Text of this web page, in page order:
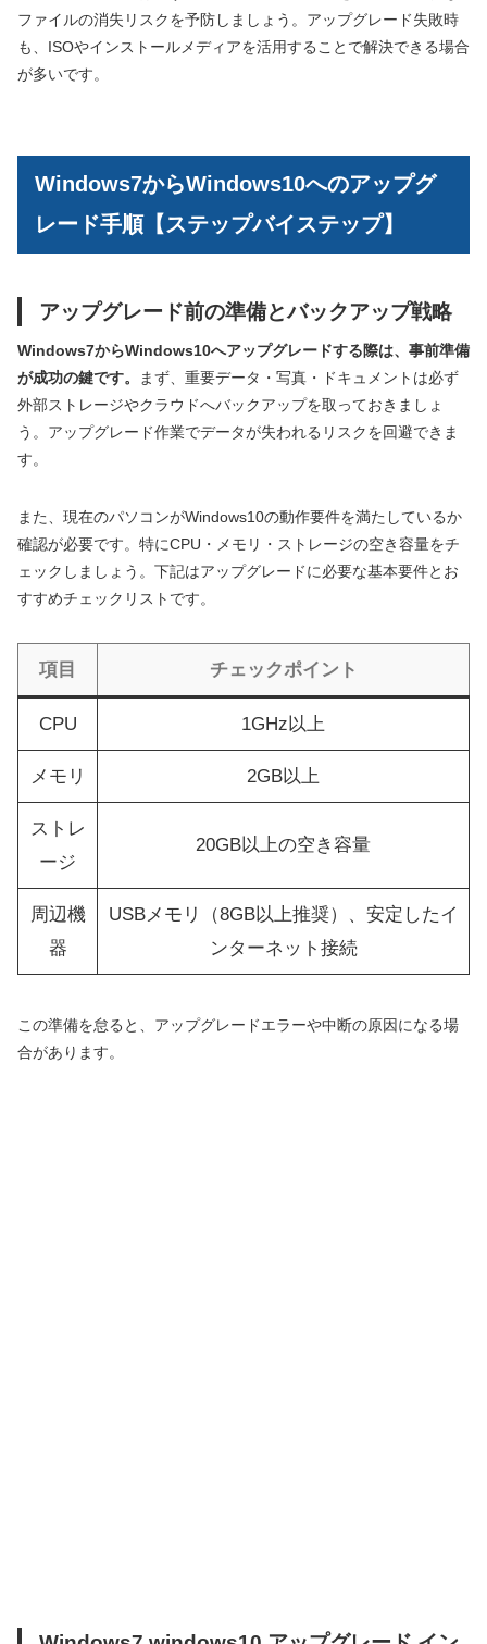
ファイルの消失リスクを予防しましょう。アップグレード失敗時
も、ISOやインストールメディアを活用することで解決できる場合
が多いです。
Windows7からWindows10へのアップグ
レード手順【ステップバイステップ】
アップグレード前の準備とバックアップ戦略
Windows7からWindows10へアップグレードする際は、事前準備
が成功の鍵です。
まず、重要データ・写真・ドキュメントは必ず
外部ストレージやクラウドへバックアップを取っておきましょ
う。アップグレード作業でデータが失われるリスクを回避できま
す。
また、現在のパソコンがWindows10の動作要件を満たしているか
確認が必要です。特にCPU・メモリ・ストレージの空き容量をチ
ェックしましょう。下記はアップグレードに必要な基本要件とお
すすめチェックリストです。
項目 チェックポイント
CPU 1GHz以上
メモリ 2GB以上
ストレ
ージ
20GB以上の空き容量
周辺機
器
USBメモリ（8GB以上推奨）、安定したイ
ンターネット接続
この準備を怠ると、アップグレードエラーや中断の原因になる場
合があります。